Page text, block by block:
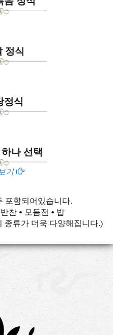
정식
정식
나 선택
기
포함되어있습니다.
찬 • 모듬전 • 밥
종류가 더욱 다양해집니다.)